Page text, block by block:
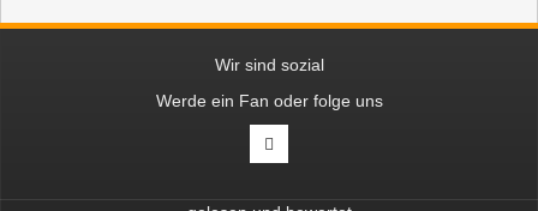
Wir sind sozial
Werde ein Fan oder folge uns